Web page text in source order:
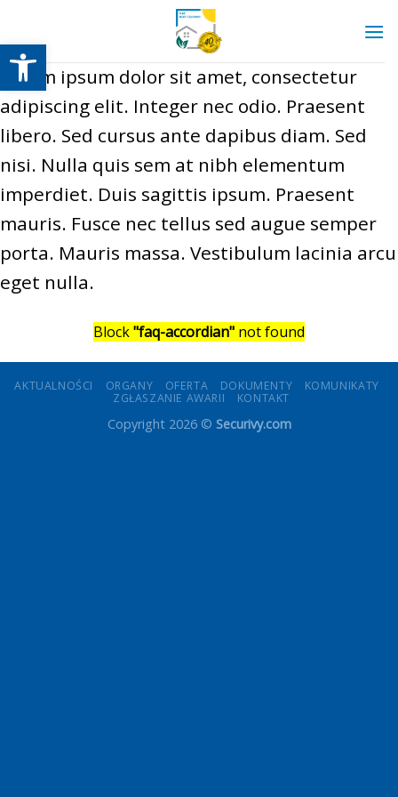
Otwórz pasek narzędzi
content
Lorem ipsum dolor sit amet, consectetur
adipiscing elit. Integer nec odio. Praesent
libero. Sed cursus ante dapibus diam. Sed
nisi. Nulla quis sem at nibh elementum
imperdiet. Duis sagittis ipsum. Praesent
mauris. Fusce nec tellus sed augue semper
porta. Mauris massa. Vestibulum lacinia arcu
eget nulla.
Block"faq-accordian" not found
AKTUALNOŚCI ORGANY OFERTA DOKUMENTY
KOMUNIKATY
ZGŁASZANIE AWARII
KONTAKT
Copyright 2026 © Securivy.com